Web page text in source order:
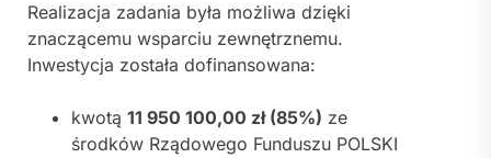
Realizacja zadania była możliwa dzięki
znaczącemu wsparciu zewnętrznemu.
Inwestycja została dofinansowana:
kwotą 11 950 100,00 zł (85%) ze
środków Rządowego Funduszu POLSKI